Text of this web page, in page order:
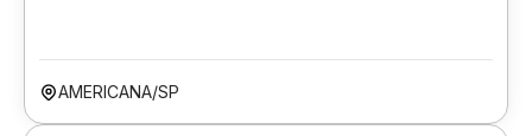
AMERICANA/SP